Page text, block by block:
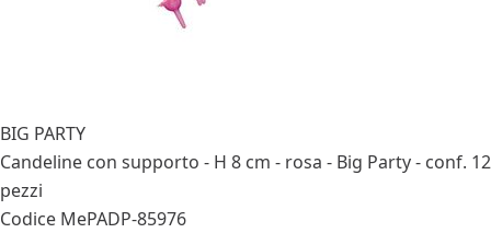
BIG PARTY
Candeline con supporto - H 8 cm - rosa - Big Party - conf. 12
pezzi
Codice MePADP-85976